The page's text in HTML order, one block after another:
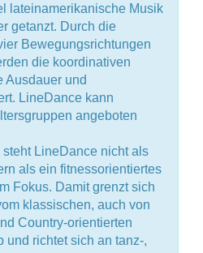
lateinamerikanische Musik
getanzt. Durch die
Bewegungsrichtungen
die koordinativen
Ausdauer und
LineDance kann
angeboten
LineDance nicht als
als ein fitnessorientiertes
Fokus. Damit grenzt sich
klassischen, auch von
Country-orientierten
und richtet sich an tanz-,